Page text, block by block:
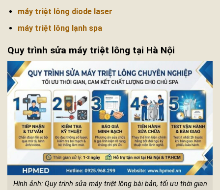
máy triệt lông diode laser
máy triệt lông lạnh spa
Quy trình sửa máy triệt lông tại Hà Nội
Hình ảnh: Quy trình sửa máy triệt lông bài bản, tối ưu thời gian